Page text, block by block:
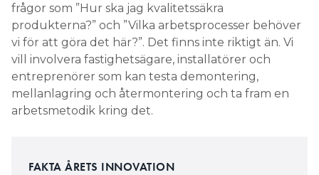
frågor som ”Hur ska jag kvalitetssäkra
produkterna?” och ”Vilka arbetsprocesser behöver
vi för att göra det här?”. Det finns inte riktigt än. Vi
vill involvera fastighetsägare, installatörer och
entreprenörer som kan testa demontering,
mellanlagring och återmontering och ta fram en
arbetsmetodik kring det.
FAKTA ÅRETS INNOVATION